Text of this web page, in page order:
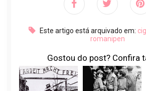
Este artigo está arquivado em:
romanipen
Gostou do post? Confira